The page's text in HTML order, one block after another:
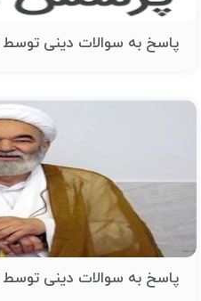
پاسخ به سوالات دینی توسط
پاسخ به سوالات دینی توسط